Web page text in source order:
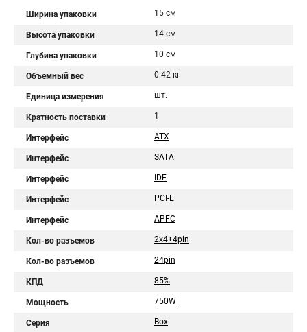
Ширина упаковки 15 см
Высота упаковки 14 см
Глубина упаковки 10 см
Объемный вес 0.42 кг
Единица измерения шт.
Кратность поставки 1
Интерфейс ATX
Интерфейс SATA
Интерфейс IDE
Интерфейс PCI-E
Интерфейс APFC
Кол-во разъемов 2x4+4pin
Кол-во разъемов 24pin
КПД 85%
Мощность 750W
Серия Box